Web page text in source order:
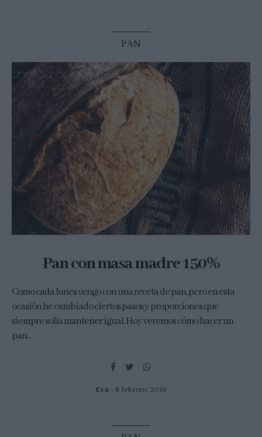
PAN
Pan con masa madre 150%
Como cada lunes vengo con una receta de pan, pero en esta
ocasión he cambiado ciertos pasos y proporciones que
siempre solía mantener igual. Hoy veremos cómo hacer un
pan...
Eva 8 febrero, 2016